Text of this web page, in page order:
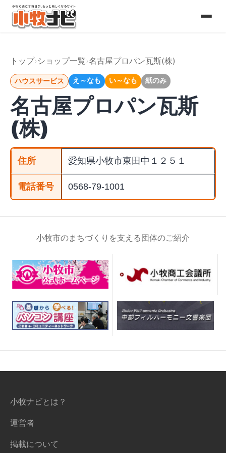
コ
ン
へ
ス
プ
トップ ショップ一覧 名古屋プロパン瓦斯(株)
ハウスサービス え～なも い～なも 紙のみ
名古屋プロパン瓦斯
(株)
住所 愛知県小牧市東田中１２５１
電話番号 0568-79-1001
小牧市のまちづくりを支える団体のご紹介
小牧ナビとは？
運営者
掲載について